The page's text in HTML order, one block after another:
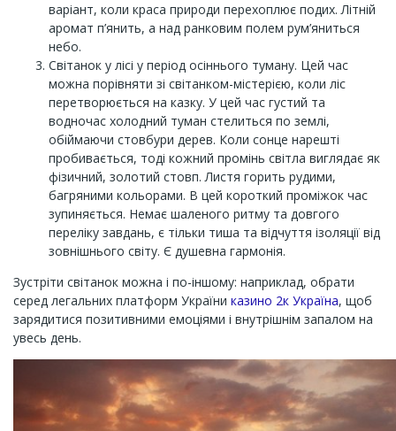
варіант, коли краса природи перехоплює подих. Літній
аромат п’янить, а над ранковим полем рум’яниться
небо.
Світанок у лісі у період осіннього туману. Цей час
можна порівняти зі світанком-містерією, коли ліс
перетворюється на казку. У цей час густий та
водночас холодний туман стелиться по землі,
обіймаючи стовбури дерев. Коли сонце нарешті
пробивається, тоді кожний промінь світла виглядає як
фізичний, золотий стовп. Листя горить рудими,
багряними кольорами. В цей короткий проміжок час
зупиняється. Немає шаленого ритму та довгого
переліку завдань, є тільки тиша та відчуття ізоляції від
зовнішнього світу. Є душевна гармонія.
Зустріти світанок можна і по-іншому: наприклад, обрати
серед легальних платформ України казино 2к Україна, щоб
зарядитися позитивними емоціями і внутрішнім запалом на
увесь день.